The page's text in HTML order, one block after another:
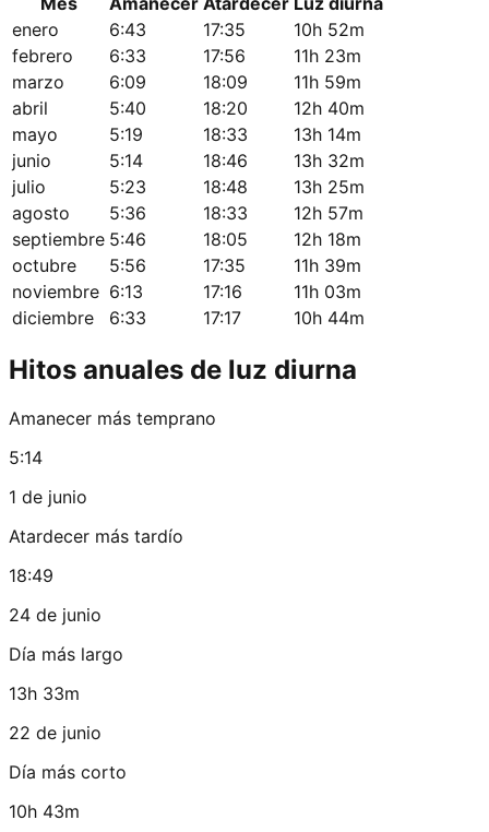
enero
6:43 17:35
10h 52m
febrero
6:33 17:56
11h 23m
marzo
6:09 18:09
11h 59m
abril
5:40 18:20
12h 40m
mayo
5:19 18:33
13h 14m
junio
5:14 18:46
13h 32m
julio
5:23 18:48
13h 25m
agosto
5:36 18:33
12h 57m
septiembre 5:46 18:05
12h 18m
octubre
5:56 17:35
11h 39m
noviembre 6:13 17:16
11h 03m
diciembre
6:33 17:17 10h 44m
Hitos anuales de luz diurna
Amanecer más temprano
5:14
1 de junio
Atardecer más tardío
18:49
24 de junio
Día más largo
13h 33m
22 de junio
Día más corto
10h 43m